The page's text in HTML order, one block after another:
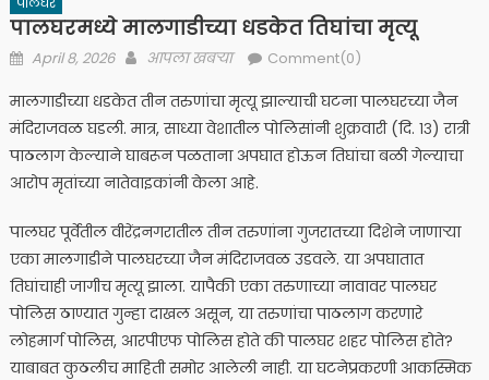
पालघरमध्ये मालगाडीच्या धडकेत तिघांचा मृत्यू
Posted
April 8, 2026 Author
आपला खबऱ्या Comment(0)
मालगाडीच्या धडकेत तीन तरुणांचा मृत्यू झाल्याची घटना पालघरच्या जैन
मंदिराजवळ घडली. मात्र, साध्या वेशातील पोलिसांनी शुक्रवारी (दि. १३) रात्री
पाठलाग केल्याने घाबरून पळताना अपघात होऊन तिघांचा बळी गेल्याचा
आरोप मृतांच्या नातेवाइकांनी केला आहे.
पालघर पूर्वेतील वीरेंद्रनगरातील तीन तरुणांना गुजरातच्या दिशेने जाणाऱ्या
एका मालगाडीने पालघरच्या जैन मंदिराजवळ उडवले. या अपघातात
तिघांचाही जागीच मृत्यू झाला. यापैकी एका तरुणाच्या नावावर पालघर
पोलिस ठाण्यात गुन्हा दाखल असून, या तरुणांचा पाठलाग करणारे
लोहमार्ग पोलिस, आरपीएफ पोलिस होते की पालघर शहर पोलिस होते?
याबाबत कुठलीच माहिती समोर आलेली नाही. या घटनेप्रकरणी आकस्मिक